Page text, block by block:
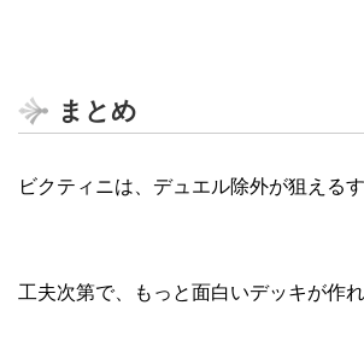
まとめ
ビクティニは、デュエル除外が狙える
工夫次第で、もっと面白いデッキが作れ